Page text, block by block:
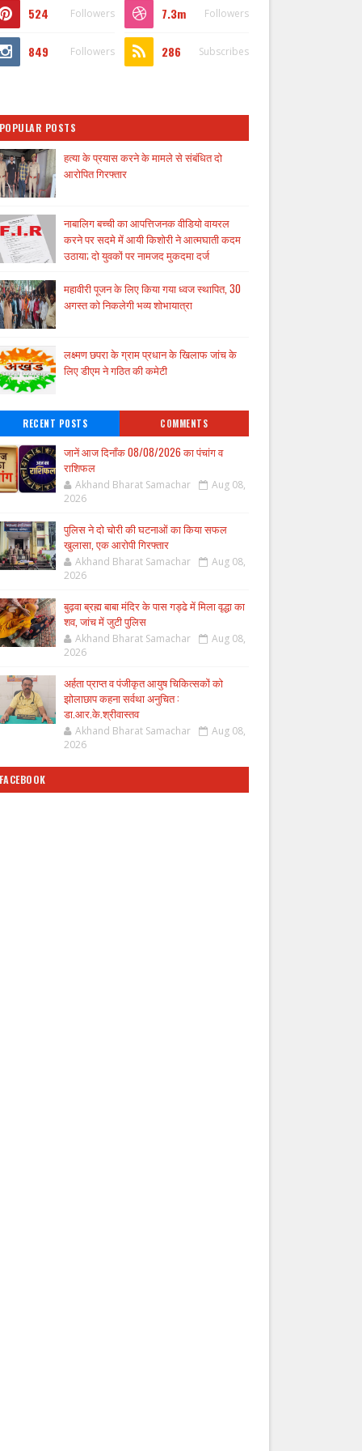
524 Followers 7.3m Followers
849 Followers 286 Subscribes
POSTS
हत्या के प्रयास करने के मामले से संबंधित दो
आरोपित गिरफ्तार
नाबालिग बच्ची का आपत्तिजनक वीडियो वायरल
करने पर सदमे में आयी किशोरी ने आत्मघाती कदम
उठाया; दो युवकों पर नामजद मुकदमा दर्ज
महावीरी पूजन के लिए किया गया ध्वज स्थापित, 30
अगस्त को निकलेगी भव्य शोभायात्रा
लक्ष्मण छपरा के ग्राम प्रधान के खिलाफ जांच के
लिए डीएम ने गठित की कमेटी
RECENT POSTS COMMENTS
जानें आज दिनाँक 08/08/2026 का पंचांग व
राशिफल
Akhand Bharat Samachar
Aug 08,
2026
पुलिस ने दो चोरी की घटनाओं का किया सफल
खुलासा, एक आरोपी गिरफ्तार
Akhand Bharat Samachar
Aug 08,
2026
बुढ़वा ब्रह्म बाबा मंदिर के पास गड्ढे में मिला वृद्धा का
शव, जांच में जुटी पुलिस
Akhand Bharat Samachar
Aug 08,
2026
अर्हता प्राप्त व पंजीकृत आयुष चिकित्सकों को
झोलाछाप कहना सर्वथा अनुचित :
डा.आर.के.श्रीवास्तव
Akhand Bharat Samachar
Aug 08,
2026